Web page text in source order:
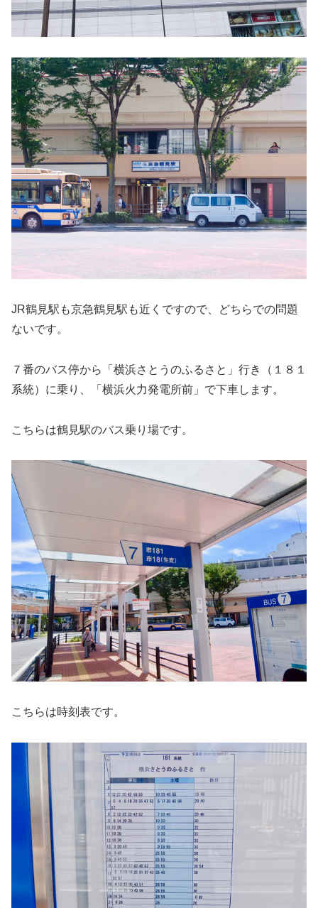
JR鶴見駅も京急鶴見駅も近くですので、どちらでの問題
ないです。
７番のバス停から「横浜さとうのふるさと」行き（１８１
系統）に乗り、「横浜火力発電所前」で下車します。
こちらは鶴見駅のバス乗り場です。
こちらは時刻表です。